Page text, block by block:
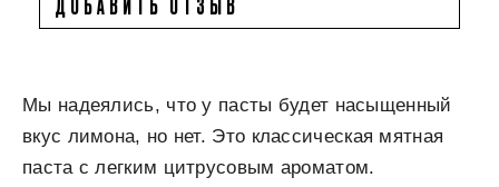
Мы надеялись, что у пасты будет насыщенный
вкус лимона, но нет. Это классическая мятная
паста с легким цитрусовым ароматом.